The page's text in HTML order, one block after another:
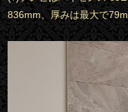
836mm、厚みは最大で